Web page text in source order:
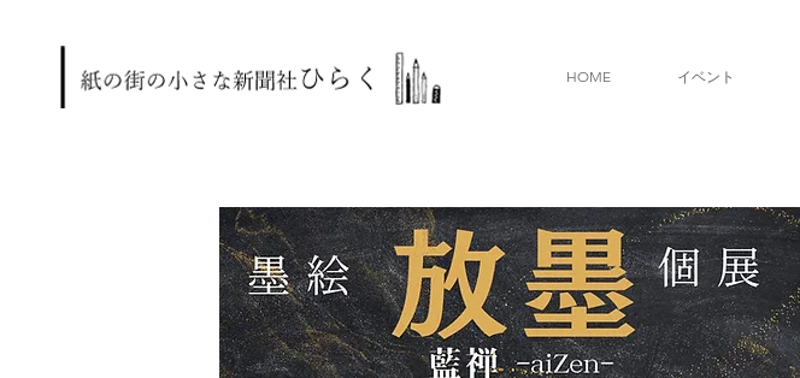
HOME イベント